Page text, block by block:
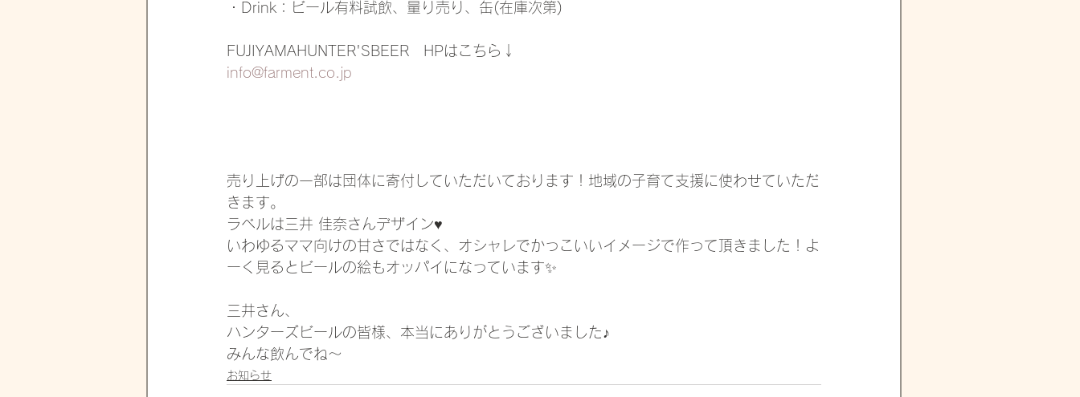
・Drink：ビール有料試飲、量り売り、缶(在庫次第)
FUJIYAMAHUNTER'SBEER　HPはこちら↓
info@farment.co.jp
売り上げの一部は団体に寄付していただいております！地域の子育て支援に使わせていただ
きます。
ラベルは三井 佳奈さんデザイン♥
いわゆるママ向けの甘さではなく、オシャレでかっこいいイメージで作って頂きました！よ
ーく見るとビールの絵もオッパイになっています✨
三井さん、
ハンターズビールの皆様、本当にありがとうございました♪
みんな飲んでね～
お知らせ